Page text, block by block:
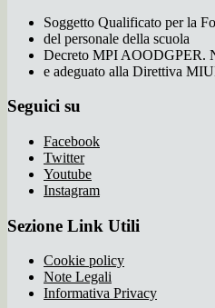
Soggetto Qualificato per la
del personale della scuola
Decreto MPI AOODGPER.
e adeguato alla Direttiva
Seguici su
Facebook
Twitter
Youtube
Instagram
Sezione Link Utili
Cookie policy
Note Legali
Informativa Privacy